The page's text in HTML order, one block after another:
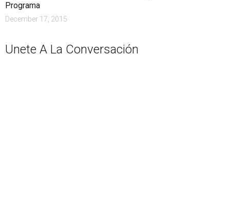
Programa
December 17, 2015
Unete A La Conversación